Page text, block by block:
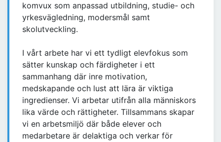
komvux som anpassad utbildning, studie- och
yrkesvägledning, modersmål samt
skolutveckling.
I vårt arbete har vi ett tydligt elevfokus som
sätter kunskap och färdigheter i ett
sammanhang där inre motivation,
medskapande och lust att lära är viktiga
ingredienser. Vi arbetar utifrån alla människors
lika värde och rättigheter. Tillsammans skapar
vi en arbetsmiljö där både elever och
medarbetare är delaktiga och verkar för